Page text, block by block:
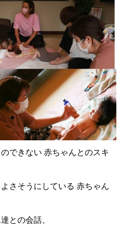
できない 赤ちゃんとのスキ
さそうにしている 赤ちゃん
との会話、